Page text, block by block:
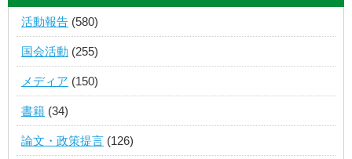
活動報告 (580)
国会活動 (255)
メディア (150)
書籍 (34)
論文・政策提言 (126)